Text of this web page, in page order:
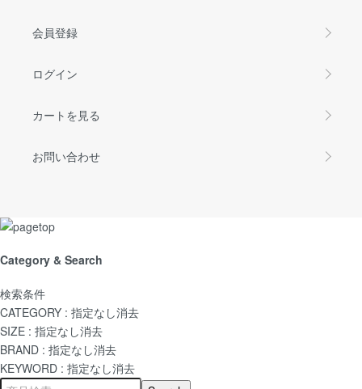
会員登録
ログイン
カートを見る
お問い合わせ
Category & Search
検索条件
CATEGORY : 指定なし消去
SIZE : 指定なし消去
BRAND : 指定なし消去
KEYWORD : 指定なし消去